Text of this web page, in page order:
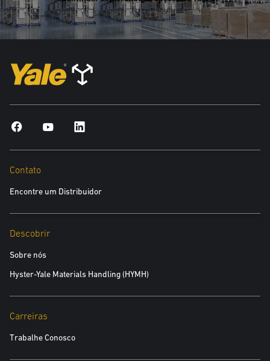
*obrigatório
*obrigatório
Endereço
*obrigatório
Cidade
*obrigatório
CNPJ
Contato
Encontre um Distribuidor
Descobrir
Sobre nós
Hyster-Yale Materials Handling (HYMH)
Carreiras
Trabalhe Conosco